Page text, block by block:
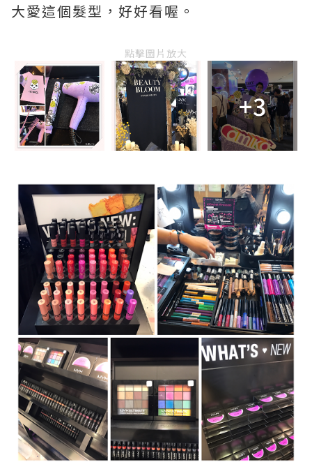
大愛這個髮型，好好看喔。
點擊圖片放大
+3